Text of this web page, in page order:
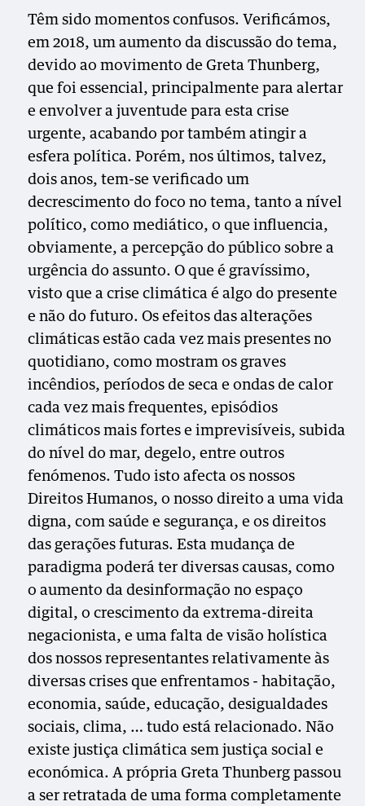
Têm sido momentos confusos. Verificámos,
em 2018, um aumento da discussão do tema,
devido ao movimento de Greta Thunberg,
que foi essencial, principalmente para alertar
e envolver a juventude para esta crise
urgente, acabando por também atingir a
esfera política. Porém, nos últimos, talvez,
dois anos, tem-se verificado um
decrescimento do foco no tema, tanto a nível
político, como mediático, o que influencia,
obviamente, a percepção do público sobre a
urgência do assunto. O que é gravíssimo,
visto que a crise climática é algo do presente
e não do futuro. Os efeitos das alterações
climáticas estão cada vez mais presentes no
quotidiano, como mostram os graves
incêndios, períodos de seca e ondas de calor
cada vez mais frequentes, episódios
climáticos mais fortes e imprevisíveis, subida
do nível do mar, degelo, entre outros
fenómenos. Tudo isto afecta os nossos
Direitos Humanos, o nosso direito a uma vida
digna, com saúde e segurança, e os direitos
das gerações futuras. Esta mudança de
paradigma poderá ter diversas causas, como
o aumento da desinformação no espaço
digital, o crescimento da extrema-direita
negacionista, e uma falta de visão holística
dos nossos representantes relativamente às
diversas crises que enfrentamos - habitação,
economia, saúde, educação, desigualdades
sociais, clima, … tudo está relacionado. Não
existe justiça climática sem justiça social e
económica. A própria Greta Thunberg passou
a ser retratada de uma forma completamente